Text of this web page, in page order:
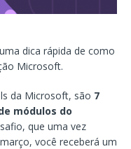
dica rápida de como
Microsoft.
da Microsoft, são 7
módulos do
que uma vez
você receberá um